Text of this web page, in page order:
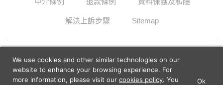
解決上訴步驟 Sitemap
We use cookies and other similar technologies on our
website to enhance your browsing experience. For
more information, please visit our cookies policy. You Ok